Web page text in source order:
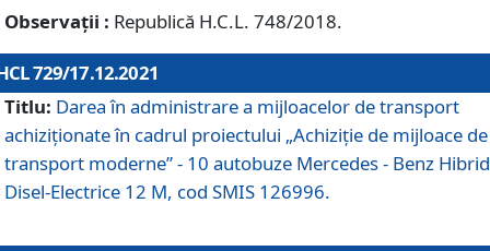
Observații : Republică H.C.L. 748/2018.
729/17.12.2021
Titlu: Darea în administrare a mijloacelor de transport
achiziționate în cadrul proiectului „Achiziţie de mijloace de
transport moderne” - 10 autobuze Mercedes - Benz Hibrid
Disel-Electrice 12 M, cod SMIS 126996.